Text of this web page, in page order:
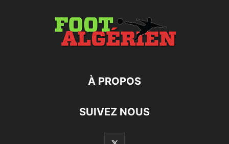
À PROPOS
SUIVEZ NOUS